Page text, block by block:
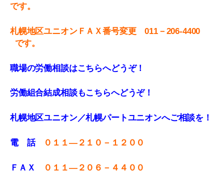
です。
札幌地区ユニオンＦＡＸ番号変更 011－206-4400
です。
職場の労働相談はこちらへどうぞ！
労働組合結成相談もこちらへどうぞ！
札幌地区ユニオン／札幌パートユニオンへご相談を！
電 話 ０１１—２１０－１２００
ＦＡＸ ０１１—２０６－４４００